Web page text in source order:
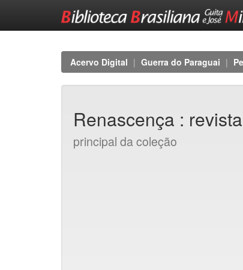
Acervo Digital Guerra do Paraguai
Renascença :
principal da coleção